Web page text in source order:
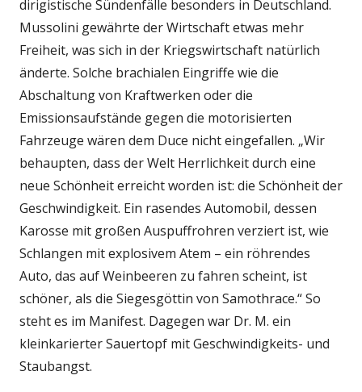
dirigistische Sündenfälle besonders in Deutschland.
Mussolini gewährte der Wirtschaft etwas mehr
Freiheit, was sich in der Kriegswirtschaft natürlich
änderte. Solche brachialen Eingriffe wie die
Abschaltung von Kraftwerken oder die
Emissionsaufstände gegen die motorisierten
Fahrzeuge wären dem Duce nicht eingefallen. „Wir
behaupten, dass der Welt Herrlichkeit durch eine
neue Schönheit erreicht worden ist: die Schönheit der
Geschwindigkeit. Ein rasendes Automobil, dessen
Karosse mit großen Auspuffrohren verziert ist, wie
Schlangen mit explosivem Atem – ein röhrendes
Auto, das auf Weinbeeren zu fahren scheint, ist
schöner, als die Siegesgöttin von Samothrace.“ So
steht es im Manifest. Dagegen war Dr. M. ein
kleinkarierter Sauertopf mit Geschwindigkeits- und
Staubangst.